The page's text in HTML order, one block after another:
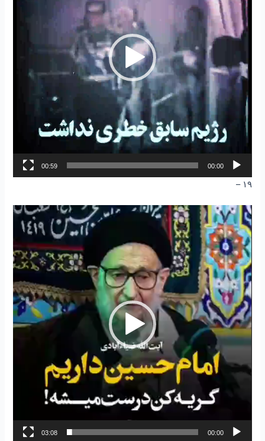
00:00
00:59
۱۹ –
نمایشگر
ویدیو
00:00
03:08